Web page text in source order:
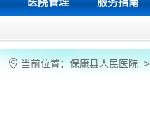
当前位置：保康县人民医院 >